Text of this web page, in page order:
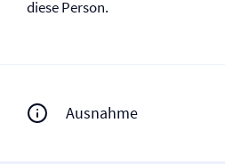
diese Person.
Ausnahme